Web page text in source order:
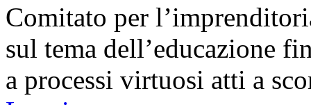
Comitato per
sul tema dell’educazione
a processi virtuosi atti a